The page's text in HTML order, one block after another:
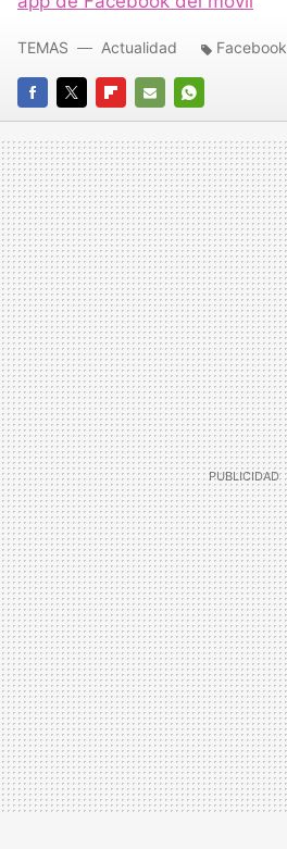
FACEBOOK
TWITTERFLIPBOARD
E-
MAIL
WHATSAPP
TEMAS Actualidad Facebook